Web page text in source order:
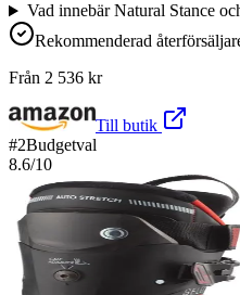
Vad innebär Natural Stance
Rekommenderad
Från 2 536 kr
Till butik
#2Budgetval
8.6/10